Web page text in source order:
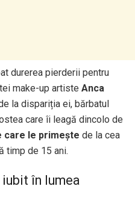
durerea pierderii pentru
make-up artiste Anca
la dispariția ei, bărbatul
care îi leagă dincolo de
care le primește de la cea
timp de 15 ani.
iubit în lumea